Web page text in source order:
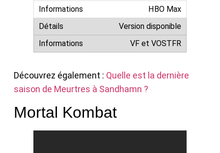
HBO Max
Version disponible
VF et VOSTFR
Découvrez également : Quelle est la dernière
saison de Meurtres à Sandhamn ?
Mortal Kombat